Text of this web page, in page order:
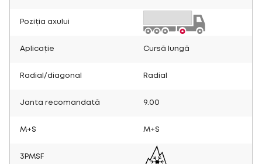
Poziția axului
Aplicație Cursă lungă
Radial/diagonal Radial
Janta recomandată 9.00
M+S M+S
3PMSF